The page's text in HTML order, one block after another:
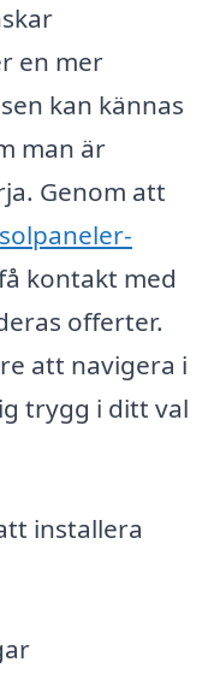
en mer
kan kännas
man är
Genom att
solpaneler-
kontakt med
offerter.
att navigera i
trygg i ditt val
installera